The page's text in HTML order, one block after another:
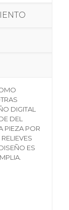
DIGITAL
DEL
PIEZA POR
ES